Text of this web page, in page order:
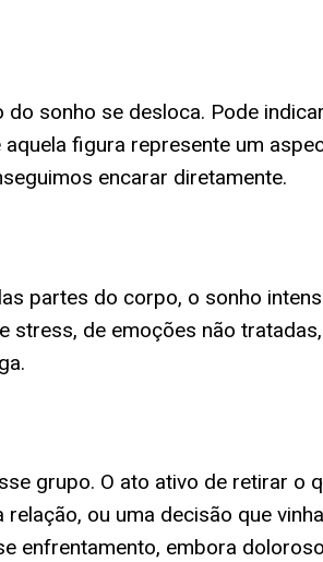
sonho se desloca. Pode
figura represente um
encarar diretamente.
partes do corpo, o sonho
de emoções não
grupo. O ato ativo de retirar o
ou uma decisão que
enfrentamento, embora